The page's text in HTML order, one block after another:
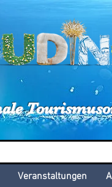
Veranstaltungen